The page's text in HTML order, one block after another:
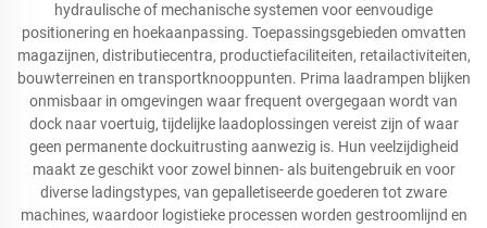
hydraulische of mechanische systemen voor eenvoudige
positionering en hoekaanpassing. Toepassingsgebieden omvatten
magazijnen, distributiecentra, productiefaciliteiten, retailactiviteiten,
bouwterreinen en transportknooppunten. Prima laadrampen blijken
onmisbaar in omgevingen waar frequent overgegaan wordt van
dock naar voertuig, tijdelijke laadoplossingen vereist zijn of waar
geen permanente dockuitrusting aanwezig is. Hun veelzijdigheid
maakt ze geschikt voor zowel binnen- als buitengebruik en voor
diverse ladingstypes, van gepalletiseerde goederen tot zware
machines, waardoor logistieke processen worden gestroomlijnd en